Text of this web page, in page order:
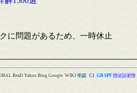
に問題があるため、一時休止
ReaD Yahoo Bing Google WIKI 学認 C1 GB SPF ウィンドウ